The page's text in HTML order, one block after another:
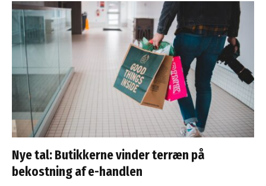
Nye tal: Butikkerne vinder terræn på
bekostning af e-handlen